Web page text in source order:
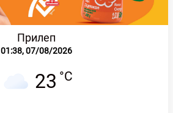
Прилеп
01:38,07/08/2026
23 °C